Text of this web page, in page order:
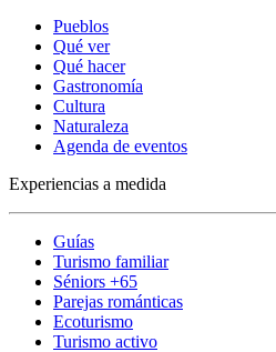
Pueblos
Qué ver
Qué hacer
Gastronomía
Cultura
Naturaleza
Agenda de eventos
Experiencias a medida
Guías
Turismo familiar
Séniors +65
Parejas románticas
Ecoturismo
Turismo activo